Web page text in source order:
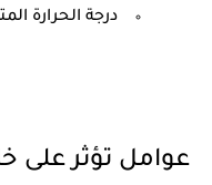
درجة الحرارة
عوامل تؤثر على